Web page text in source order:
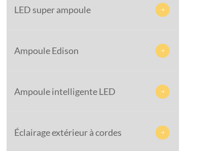
LED super ampoule 
Ampoule Edison 
Ampoule intelligente LED 
Éclairage extérieur à cordes 